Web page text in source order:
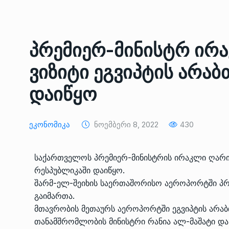
პრემიერ-მინისტრ
ვიზიტი ეგვიპტის
დაიწყო
Ეკონომიკა Ნოემბერი 8, 2022 430
საქართველოს პრემიერ-მინისტრის ირაკლი
რესპუბლიკაში დაიწყო.
შარმ-ელ-შეიხის საერთაშორისო აეროპორტში
გაიმართა.
მთავრობის მეთაურს აეროპორტში ეგვიპტის
თანამშრომლობის მინისტრი რანია ალ-მაშატი და
8
საქართველოს
გენერალურმა
დერეფნის…
ᲔᲙᲝᲜᲝᲛᲘᲙᲐ 11/05/2022
9
სახელობის ოპერისა და
ბალეტის…
10
სახელობის ოპერისა
ᲙᲣᲚᲢᲣᲠᲐ 13/05/2022